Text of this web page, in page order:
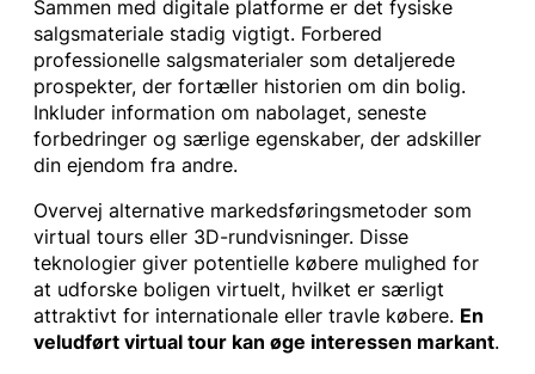
Sammen med digitale platforme er det fysiske
salgsmateriale stadig vigtigt. Forbered
professionelle salgsmaterialer som detaljerede
prospekter, der fortæller historien om din bolig.
Inkluder information om nabolaget, seneste
forbedringer og særlige egenskaber, der adskiller
din ejendom fra andre.
Overvej alternative markedsføringsmetoder som
virtual tours eller 3D-rundvisninger. Disse
teknologier giver potentielle købere mulighed for
at udforske boligen virtuelt, hvilket er særligt
attraktivt for internationale eller travle købere. En
veludført virtual tour kan øge interessen markant.